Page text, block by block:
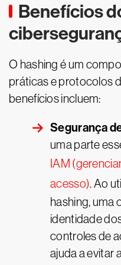
Benefícios
O hashing é um
práticas e protocolos
benefícios incluem:
Segurança
uma parte
IAM
acesso). Ao
hashing, uma
identidade
controles de
ajuda a evitar